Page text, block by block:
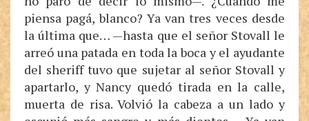
piensa pagá, blanco? Ya van tres veces desde
la última que… —hasta que el señor Stovall le
arreó una patada en toda la boca y el ayudante
del sheriff tuvo que sujetar al señor Stovall y
apartarlo, y Nancy quedó tirada en la calle,
muerta de risa. Volvió la cabeza a un lado y